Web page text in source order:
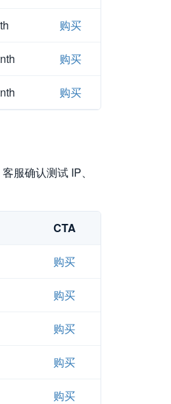
购买
购买
购买
服确认测试 IP、
CTA
购买
购买
购买
购买
购买